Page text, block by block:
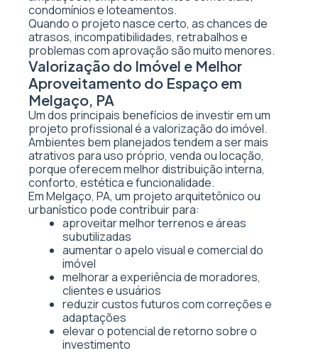
condomínios e loteamentos.
Quando o projeto nasce certo, as chances de
atrasos, incompatibilidades, retrabalhos e
problemas com aprovação são muito menores.
Valorização do Imóvel e Melhor
Aproveitamento do Espaço em
Melgaço, PA
Um dos principais benefícios de investir em um
projeto profissional é a valorização do imóvel.
Ambientes bem planejados tendem a ser mais
atrativos para uso próprio, venda ou locação,
porque oferecem melhor distribuição interna,
conforto, estética e funcionalidade.
Em Melgaço, PA, um projeto arquitetônico ou
urbanístico pode contribuir para:
aproveitar melhor terrenos e áreas
subutilizadas
aumentar o apelo visual e comercial do
imóvel
melhorar a experiência de moradores,
clientes e usuários
reduzir custos futuros com correções e
adaptações
elevar o potencial de retorno sobre o
investimento